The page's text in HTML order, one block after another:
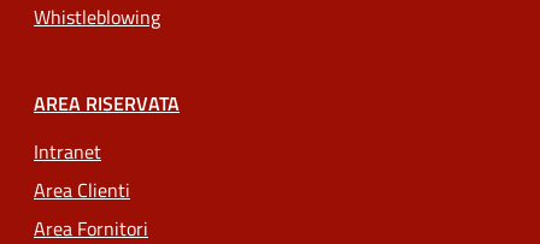
Whistleblowing
AREA RISERVATA
Intranet
Area Clienti
Area Fornitori